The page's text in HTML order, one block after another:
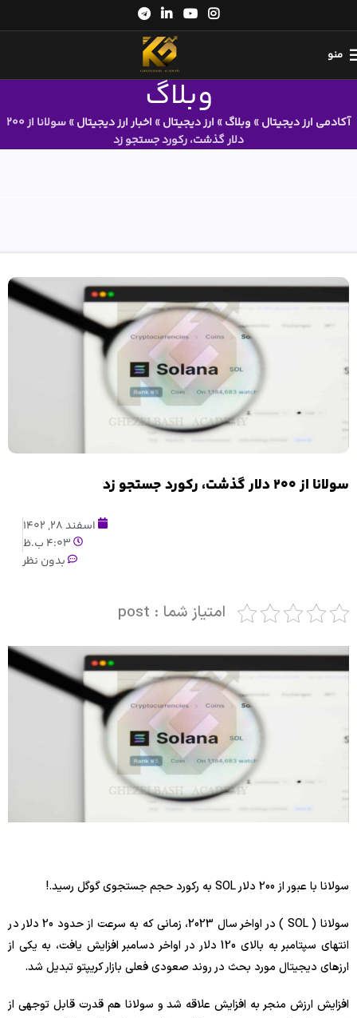
منو
وبلاگ
آکادمی ارز دیجیتال» وبلاگ» ارز دیجیتال» اخبار ارز دیجیتال»
سولانا از ۲۰۰
دلار گذشت، رکورد جستجو زد
سولانا از ۲۰۰ دلار گذشت، رکورد جستجو زد
اسفند 28, 1402
4:03 ب.ظ
بدون نظر
امتیاز شما : post
سولانا با عبور از 200 دلار SOL به رکورد حجم جستجوی گوگل رسید.!
سولانا ( SOL ) در اواخر سال 2023، زمانی که به سرعت از حدود 20 دلار در
انتهای سپتامبر به بالای 120 دلار در اواخر دسامبر افزایش یافت، به یکی از
ارزهای دیجیتال مورد بحث در روند صعودی فعلی بازار کریپتو تبدیل شد.
افزایش ارزش منجر به افزایش علاقه شد و سولانا هم قدرت قابل توجهی از